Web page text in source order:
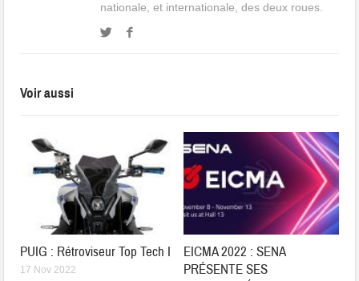
nationale, et internationale, des deux roues.
Voir aussi
PUIG : Rétroviseur Top Tech I
17 Nov 2022
EICMA 2022 : SENA
PRÉSENTE SES